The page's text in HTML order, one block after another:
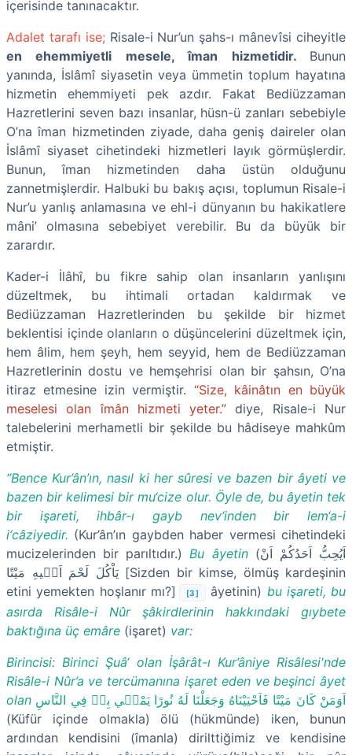
içerisinde tanınacaktır.
Adalet tarafı ise;Risale-i Nur’un şahs-ı mânevîsi ciheyitle
en ehemmiyetli mesele, îman hizmetidir. Bunun
yanında, İslâmî siyasetin veya ümmetin toplum hayatına
hizmetin ehemmiyeti pek azdır. Fakat Bediüzzaman
Hazretlerini seven bazı insanlar, hüsn-ü zanları sebebiyle
O’na îman hizmetinden ziyade, daha geniş daireler olan
İslâmî siyaset cihetindeki hizmetleri layık görmüşlerdir.
Bunun, îman hizmetinden daha üstün olduğunu
zannetmişlerdir. Halbuki bu bakış açısı, toplumun Risale-i
Nur’u yanlış anlamasına ve ehl-i dünyanın bu hakikatlere
mâni’ olmasına sebebiyet verebilir. Bu da büyük bir
zarardır.
Kader-i İlâhî, bu fikre sahip olan insanların yanlışını
düzeltmek, bu ihtimali ortadan kaldırmak ve
Bediüzzaman Hazretlerinden bu şekilde bir hizmet
beklentisi içinde olanların o düşüncelerini düzeltmek için,
hem âlim, hem şeyh, hem seyyid, hem de Bediüzzaman
Hazretlerinin dostu ve hemşehrisi olan bir şahsın, O’na
itiraz etmesine izin vermiştir. “Size, kâinâtın en büyük
meselesi olan îmân hizmeti yeter.” diye, Risale-i Nur
talebelerini merhametli bir şekilde bu hâdiseye mahkûm
etmiştir.
“Bence Kur’ân’ın, nasıl ki her sûresi ve bazen bir âyeti ve
bazen bir kelimesi bir mu‘cize olur. Öyle de, bu âyetin tek
bir işareti, ihbâr-ı gayb nev‘inden bir lem‘a-i
i‘câziyedir. (Kur’ân’ın gaybden haber vermesi cihetindeki
mucizelerinden bir parıltıdır.) Bu âyetin (اَيُحِبُّ اَحَدُكُمْ اَنْ
يَاْكُلَ لَحْمَ اَخ۪يهِ مَيْتًا[Sizden bir kimse, ölmüş kardeşinin
etini yemekten hoşlanır mı?]
[3] âyetinin) bu işareti, bu
asırda Risâle-i Nûr şâkirdlerinin hakkındaki gıybete
baktığına üç emâre (işaret) var:
Birincisi: Birinci Şuâ‘ olan İşârât-ı Kur’âniye Risâlesi'nde
Risâle-i Nûr’a ve tercümanına işaret eden ve beşinci âyet
olan اَوَمَنْ كَانَ مَيْتًا فَاَحْيَيْنَاهُ وَجَعَلْنَا لَهُ نُورًا يَمْش۪ي بِه۪ فِي النَّاسِ
(Küfür içinde olmakla) ölü (hükmünde) iken, bunun
ardından kendisini (îmanla) dirilttiğimiz ve kendisine